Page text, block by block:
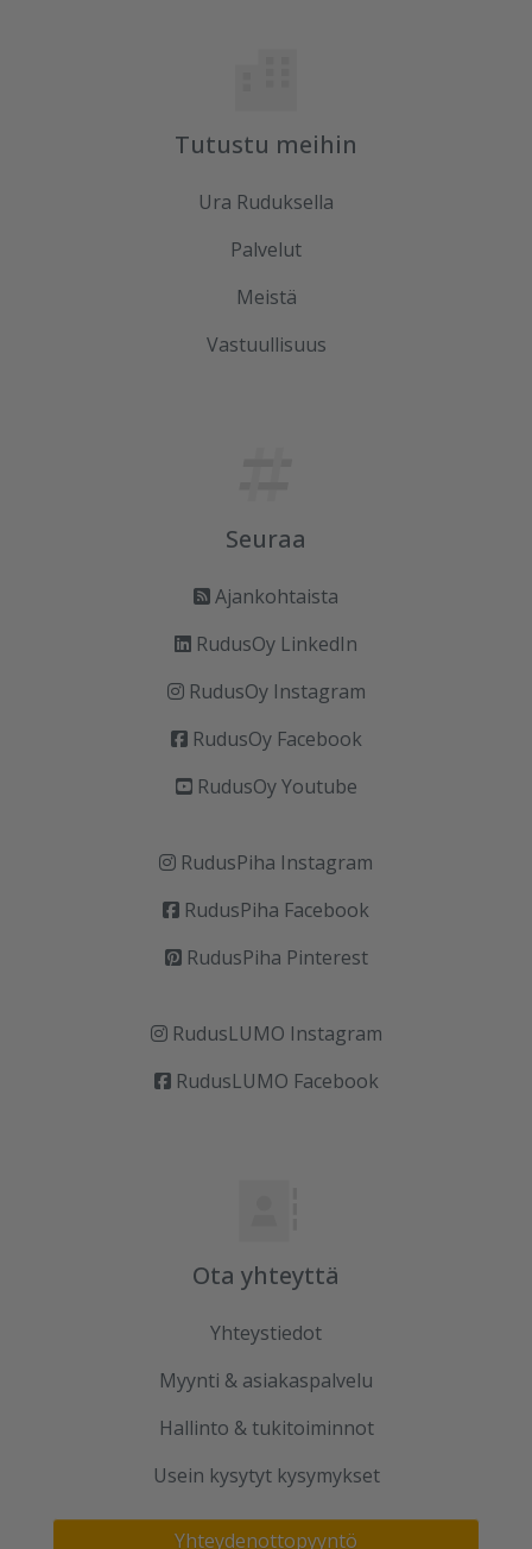
Tutustu meihin
Ura Ruduksella
Palvelut
Meistä
Vastuullisuus
Seuraa
Ajankohtaista
RudusOy LinkedIn
RudusOy Instagram
RudusOy Facebook
RudusOy Youtube
RudusPiha Instagram
RudusPiha Facebook
RudusPiha Pinterest
RudusLUMO Instagram
RudusLUMO Facebook
Ota yhteyttä
Yhteystiedot
Myynti & asiakaspalvelu
Hallinto & tukitoiminnot
Usein kysytyt kysymykset
Yhteydenottopyyntö